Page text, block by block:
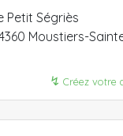
Petit Ségriès
Moustiers-
↯ Créez votre